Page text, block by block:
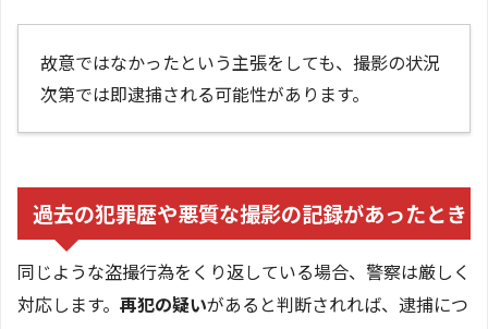
故意ではなかったという主張をしても、撮影の状況
次第では即逮捕される可能性があります。
過去の犯罪歴や悪質な撮影の記録があったとき
同じような盗撮行為をくり返している場合、警察は厳しく
対応します。 再犯の疑いがあると判断されれば、逮捕につ